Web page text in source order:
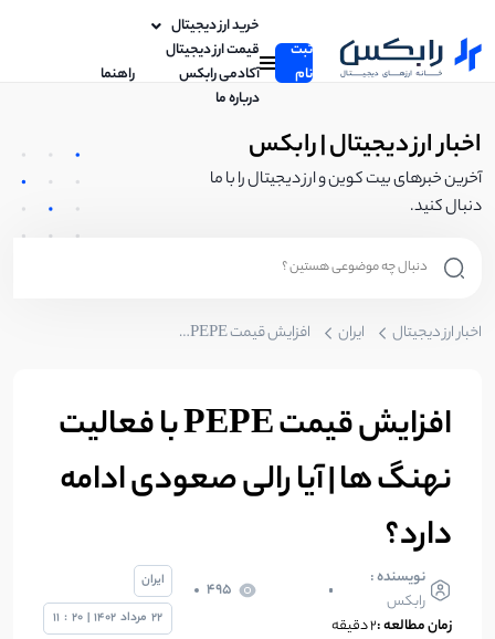
ثبت
نام
خرید ارز دیجیتال
قیمت ارز دیجیتال
آکادمی رابکس
راهنما
درباره ما
اخبار ارز دیجیتال | رابکس
آخرین خبرهای بیت کوین و ارز دیجیتال را با ما
دنبال کنید.
اخبار ارز دیجیتال ایران افزایش قیمت PEPE با فعالیت نهنگ ها | آیا رالی صعودی ادامه دارد؟
افزایش قیمت PEPE با فعالیت
نهنگ ها | آیا رالی صعودی ادامه
دارد؟
نویسنده :
رابکس
495
زمان مطالعه :2 دقیقه
ایران
22 مرداد 1402
|
20
:
11